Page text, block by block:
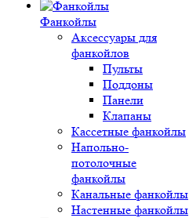
Фанкойлы
Аксессуары для
фанкойлов
Пульты
Поддоны
Панели
Клапаны
Кассетные фанкойлы
Напольно-
потолочные
фанкойлы
Канальные фанкойлы
Настенные фанкойлы